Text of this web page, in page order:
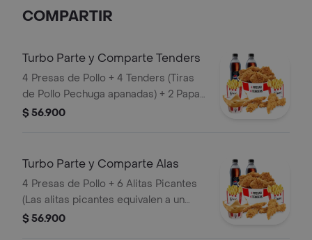
COMPARTIR
Turbo Parte y Comparte Tenders
4 Presas de Pollo + 4 Tenders (Tiras
de Pollo Pechuga apanadas) + 2 Papas
Pequeñas + 1 Balde de Salsa 100g + 2
$ 56.900
Turbo Parte y Comparte Alas
4 Presas de Pollo + 6 Alitas Picantes
(Las alitas picantes equivalen a un
trozo de ala) + 2 Papas Pequeñas + 2
$ 56.900